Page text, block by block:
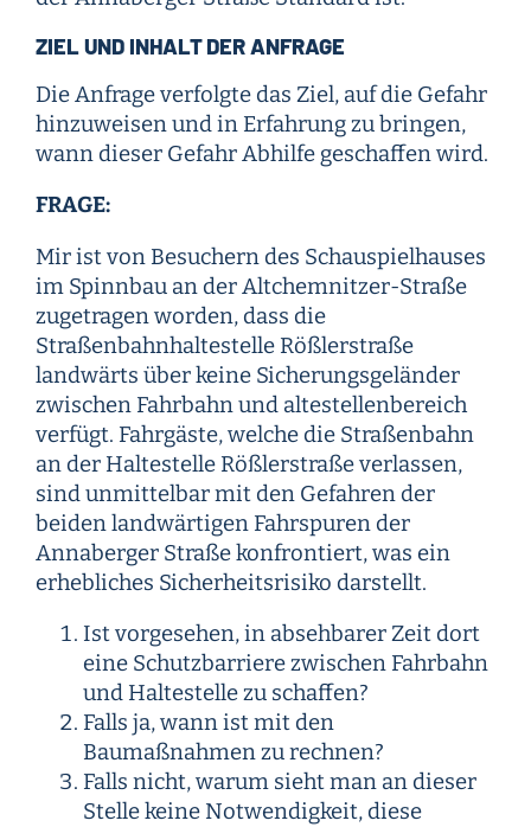
ZIEL UND INHALT DER ANFRAGE
Die Anfrage verfolgte das Ziel, auf die Gefahr
hinzuweisen und in Erfahrung zu bringen,
wann dieser Gefahr Abhilfe geschaffen wird.
FRAGE:
Mir ist von Besuchern des Schauspielhauses
im Spinnbau an der Altchemnitzer-Straße
zugetragen worden, dass die
Straßenbahnhaltestelle Rößlerstraße
landwärts über keine Sicherungsgeländer
zwischen Fahrbahn und altestellenbereich
verfügt. Fahrgäste, welche die Straßenbahn
an der Haltestelle Rößlerstraße verlassen,
sind unmittelbar mit den Gefahren der
beiden landwärtigen Fahrspuren der
Annaberger Straße konfrontiert, was ein
erhebliches Sicherheitsrisiko darstellt.
Ist vorgesehen, in absehbarer Zeit dort
eine Schutzbarriere zwischen Fahrbahn
und Haltestelle zu schaffen?
Falls ja, wann ist mit den
Baumaßnahmen zu rechnen?
Falls nicht, warum sieht man an dieser
Stelle keine Notwendigkeit, diese